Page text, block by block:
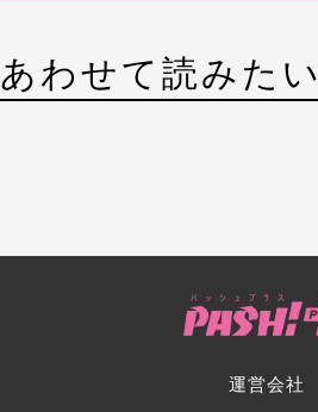
あわせて読みたい
運営会社